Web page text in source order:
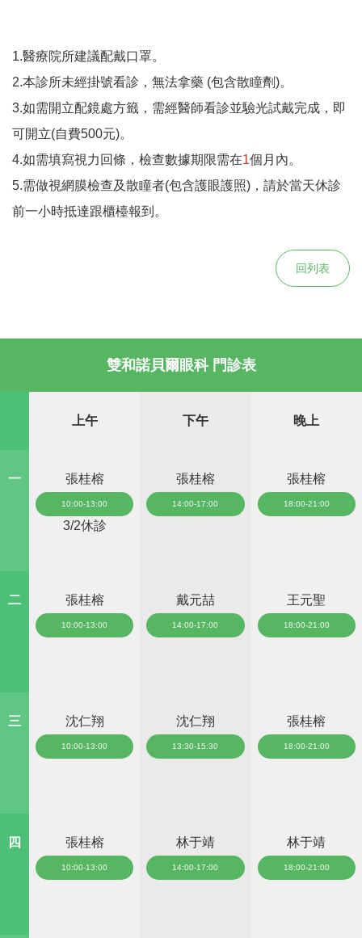
1.醫療院所建議配戴口罩。
2.本診所未經掛號看診，無法拿藥 (包含散瞳劑)。
3.如需開立配鏡處方籤，需經醫師看診並驗光試戴完成，即
可開立(自費500元)。
4.如需填寫視力回條，檢查數據期限需在1個月內。
5.需做視網膜檢查及散瞳者(包含護眼護照)，請於當天休診
前一小時抵達跟櫃檯報到。
回列表
雙和諾貝爾眼科 門診表
上午 下午 晚上
一 張桂榕
10:00-13:00
3/2休診
張桂榕
14:00-17:00
張桂榕
18:00-21:00
二 張桂榕
10:00-13:00
戴元喆
14:00-17:00
王元聖
18:00-21:00
三 沈仁翔
10:00-13:00
沈仁翔
13:30-15:30
張桂榕
18:00-21:00
四 張桂榕
10:00-13:00
林于靖
14:00-17:00
林于靖
18:00-21:00